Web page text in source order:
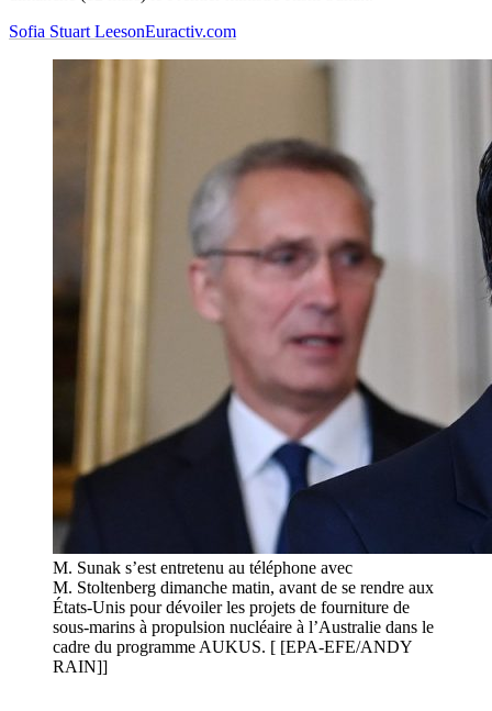
Sofia Stuart LeesonEuractiv.com
M. Sunak s’est entretenu au téléphone avec
M. Stoltenberg dimanche matin, avant de se rendre aux
États-Unis pour dévoiler les projets de fourniture de
sous-marins à propulsion nucléaire à l’Australie dans le
cadre du programme AUKUS. [ [EPA-EFE/ANDY
RAIN]]